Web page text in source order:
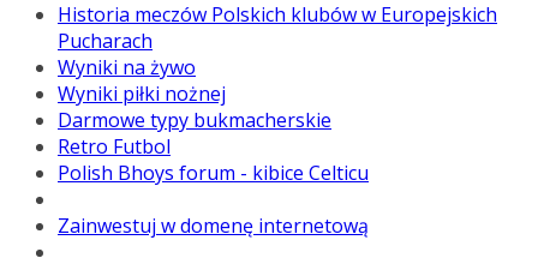
Historia meczów Polskich klubów w Europejskich
Pucharach
Wyniki na żywo
Wyniki piłki nożnej
Darmowe typy bukmacherskie
Retro Futbol
Polish Bhoys forum - kibice Celticu
Zainwestuj w domenę internetową